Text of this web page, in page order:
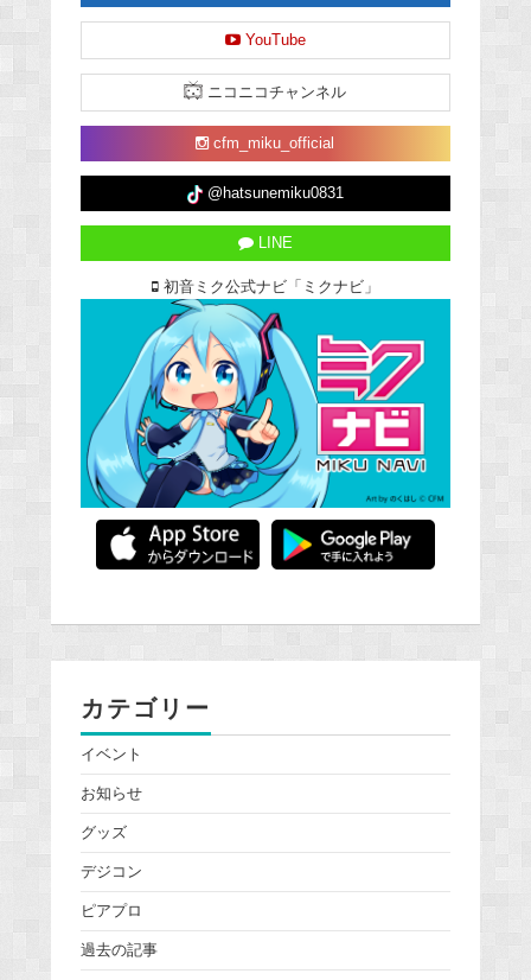
YouTube
ニコニコチャンネル
cfm_miku_official
@hatsunemiku0831
LINE
初音ミク公式ナビ「ミクナビ」
カテゴリー
イベント
お知らせ
グッズ
デジコン
ピアプロ
過去の記事